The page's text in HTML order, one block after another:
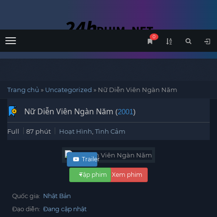
Menu
0
Trang chủ » Uncategorized » Nữ Diễn Viên Ngàn Năm
Nữ Diễn Viên Ngàn Năm (2001)
Full 87 phút Hoạt Hình Tình Cảm
Xem phim
Trailer
Tập phim
Quốc gia: Nhật Bản
Đạo diễn: Đang cập nhật